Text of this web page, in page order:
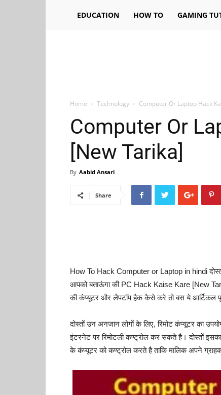
EDUCATION HOW TO GAMING
Home Technology Computer Or Laptop Hack
Computer Or
[New Tarika]
By Aabid Ansari
Share
How To Hack Computer or Laptop in hindi
आपको बताऊंगा की PC Hack Kaise Kare [New
की कंप्यूटर और लैपटॉप हैक कैसे करे तो बस ये आर्टिकल
दोस्तों उन अनजान लोगों के लिए, रिमोट कंप्यूटर का
इंटरनेट पर रिमोटली कण्ट्रोल कर सकते है। दोस्तों
के कंप्यूटर को कण्ट्रोल करते है ताकि मालिक अपने